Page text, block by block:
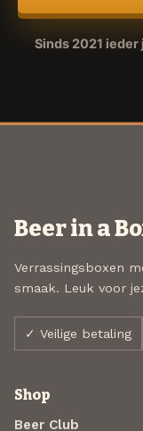
Sinds 2021
Beer in a
Verrassingsboxen
smaak. Leuk voor
✓ Veilige betaling
Shop
Beer Club